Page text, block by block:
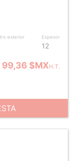
exterior Espesor
12
99,36 $MXH.T.